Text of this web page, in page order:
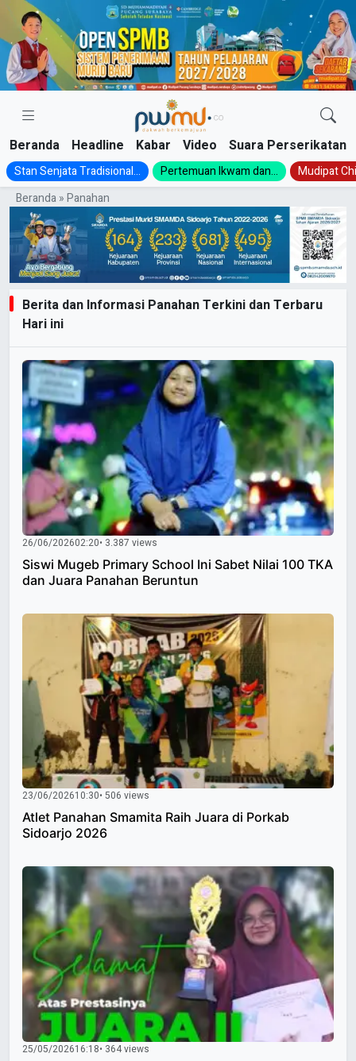
Skip
content
Beranda Headline Kabar Video Suara Perserikatan
Stan Senjata Tradisional... Pertemuan Ikwam dan...
Mudipat
Beranda»Panahan
Berita dan Informasi Panahan Terkini dan Terbaru
Hari ini
26/06/202602:20• 3.387 views
Siswi Mugeb Primary School Ini Sabet Nilai 100 TKA
dan Juara Panahan Beruntun
23/06/202610:30• 506 views
Atlet Panahan Smamita Raih Juara di Porkab
Sidoarjo 2026
25/05/202616:18• 364 views